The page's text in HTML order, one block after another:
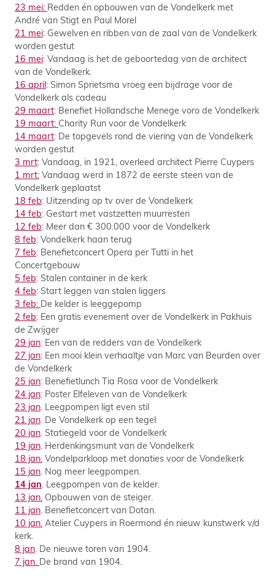
23 mei: Redden én opbouwen van de Vondelkerk met
André van Stigt en Paul Morel
21 mei: Gewelven en ribben van de zaal van de Vondelkerk
worden gestut
16 mei: Vandaag is het de geboortedag van de architect
van de Vondelkerk.
16 april: Simon Sprietsma vroeg een bijdrage voor de
Vondelkerk als cadeau
29 maart: Benefiet Hollandsche Menege voro de Vondelkerk
19 maart: Charity Run voor de Vondelkerk
14 maart: De topgevels rond de viering van de Vondelkerk
worden gestut
3 mrt: Vandaag, in 1921, overleed architect Pierre Cuypers
1 mrt: Vandaag werd in 1872 de eerste steen van de
Vondelkerk geplaatst
18 feb: Uitzending op tv over de Vondelkerk
14 feb: Gestart met vastzetten muurresten
12 feb: Meer dan € 300.000 voor de Vondelkerk
8 feb: Vondelkerk haan terug
7 feb: Benefietconcert Opera per Tutti in het
Concertgebouw
5 feb: Stalen container in de kerk
4 feb: Start leggen van stalen liggers
3 feb: De kelder is leeggepomp
2 feb: Een gratis evenement over de Vondelkerk in Pakhuis
de Zwijger
29 jan: Een van de redders van de Vondelkerk
27 jan: Een mooi klein verhaaltje van Marc van Beurden over
de Vondelkerk
25 jan: Benefietlunch Tia Rosa voor de Vondelkerk
24 jan: Poster Elfeleven van de Vondelkerk
23 jan. Leegpompen ligt even stil
21 jan. De Vondelkerk op een tegel
20 jan. Statiegeld voor de Vondelkerk
19 jan. Herdenkingsmunt van de Vondelkerk
18 jan. Vondelparkloop met donaties voor de Vondelkerk
15 jan. Nog meer leegpompen.
14 jan. Leegpompen van de kelder.
13 jan. Opbouwen van de steiger.
11 jan. Benefietconcert van Dotan.
10 jan. Atelier Cuypers in Roermond én nieuw kunstwerk v/d
kerk.
8 jan. De nieuwe toren van 1904.
7 jan. De brand van 1904.